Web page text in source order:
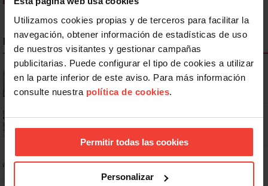
Utilizamos cookies propias y de terceros para facilitar la
navegación, obtener información de estadísticas de uso
de nuestros visitantes y gestionar campañas
publicitarias. Puede configurar el tipo de cookies a utilizar
en la parte inferior de este aviso. Para más información
consulte nuestra política de cookies.
Permitir todas las cookies
Personalizar
NOTICIAS MÁS LEÍDAS
Se actualizan las patologías para acceder a la jubilación
anticipada por discapacidad
No: si un festivo cae en sábado, no tienen por qué darte un día
libre